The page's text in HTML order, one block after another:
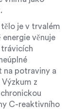
je v trvalém
energie věnuje
trávicích
na potraviny a
z
C-reaktivního